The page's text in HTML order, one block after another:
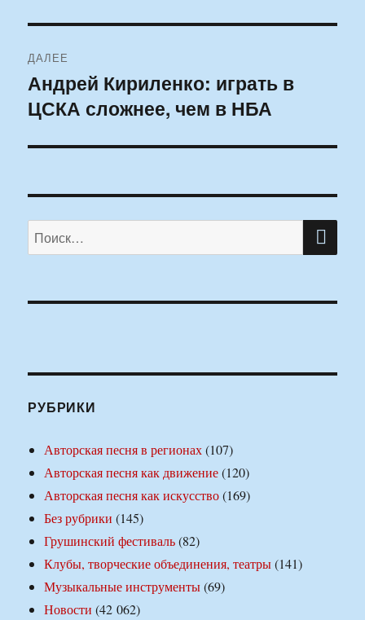
ДАЛЕЕ
Следующая
запись:
Андрей Кириленко: играть в
ЦСКА сложнее, чем в НБА
Искать:
РУБРИКИ
Авторская песня в регионах(107)
Авторская песня как движение(120)
Авторская песня как искусство(169)
Без рубрики (145)
Грушинский фестиваль(82)
Клубы, творческие объединения, театры(141)
Музыкальные инструменты(69)
Новости (42 062)